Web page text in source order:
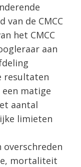
van de CMCC
het CMCC
aan
resultaten
matige
aantal
limieten
mortaliteit